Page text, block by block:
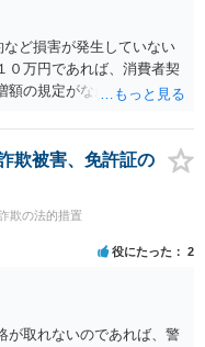
ど損害が発生していない
０万円であれば、消費者契
額の規定がなかったのに増
ことになります。
欺被害、免許証の
欺の法的措置
役にたった 2
が取れないのであれば、警